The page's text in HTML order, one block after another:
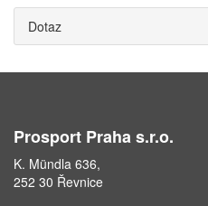
Dotaz
Prosport Praha s.r.o.
K. Mündla 636,
252 30 Řevnice